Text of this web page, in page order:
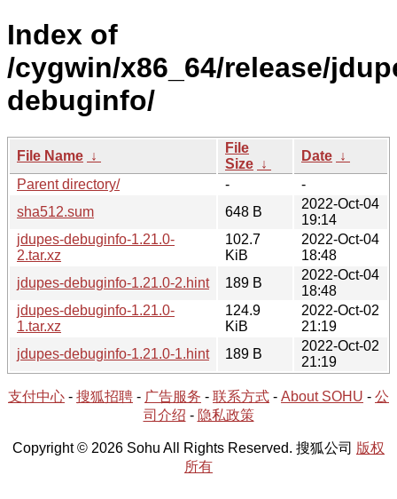
Index of
/cygwin/x86_64/release/
debuginfo/
File Name ↓
File
Size ↓
Date ↓
Parent directory/
-
-
sha512.sum
648 B
2022-Oct-04
19:14
jdupes-debuginfo-1.21.0-
2.tar.xz
102.7
KiB
2022-Oct-04
18:48
jdupes-debuginfo-1.21.0-2.hint
189 B
2022-Oct-04
18:48
jdupes-debuginfo-1.21.0-
1.tar.xz
124.9
KiB
2022-Oct-02
21:19
jdupes-debuginfo-1.21.0-1.hint
189 B
2022-Oct-02
21:19
支付中心 - 搜狐招聘 - 广告服务 - 联系方式 - About SOHU - 公
司介绍 - 隐私政策
Copyright © 2026 Sohu All Rights Reserved. 搜狐公司 版权
所有